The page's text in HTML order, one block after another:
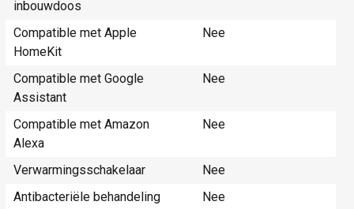
inbouwdoos
Compatible met Apple
HomeKit
Nee
Compatible met Google
Assistant
Nee
Compatible met Amazon
Alexa
Nee
Verwarmingsschakelaar
Nee
Antibacteriële behandeling
Nee